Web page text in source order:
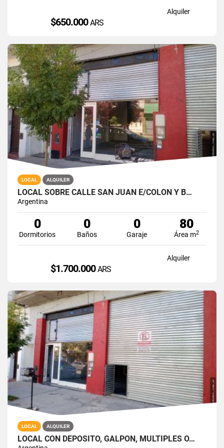
Alquiler
$650.000ARS
LOCAL ALQUILER
LOCAL SOBRE CALLE SAN JUAN E/COLON Y B…
Argentina
0
Dormitorios
0
Baños
0
Garaje
80
Área m2
Alquiler
$1.700.000ARS
LOCAL ALQUILER
LOCAL CON DEPOSITO, GALPON, MULTIPLES O…